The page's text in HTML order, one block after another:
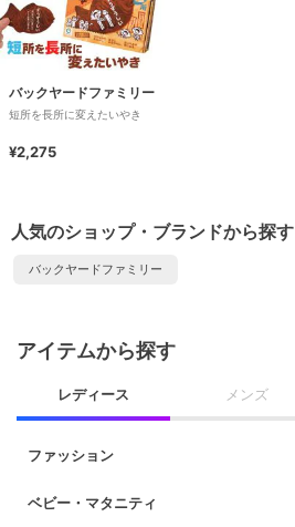
バックヤードファミリー
短所を長所に変えたいやき
¥2,275
人気のショップ・ブランドから探す
バックヤードファミリー
アイテムから探す
レディース メンズ
ファッション
ベビー・マタニティ